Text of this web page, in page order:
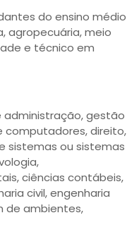
do ensino médio
agropecuária, meio
e técnico em
administração, gestão
computadores, direito,
sistemas ou sistemas
ciências contábeis,
civil, engenharia
de ambientes,